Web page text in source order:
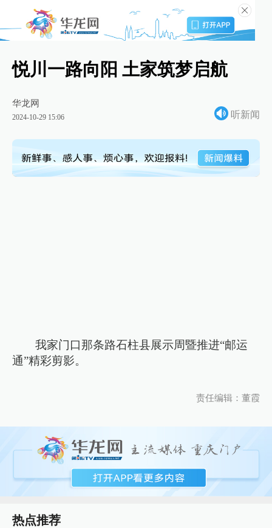
悦川一路向阳 土家筑梦启航
华龙网
2024-10-29 15:06 听新闻
我家门口那条路石柱县展示周暨推进“邮运
通”精彩剪影。
责任编辑：董霞
热点推荐